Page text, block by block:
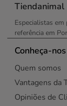
Tiendanimal
Especialistas
referência em
Conheça-nos
Quem somos
Vantagens da
Opiniões de